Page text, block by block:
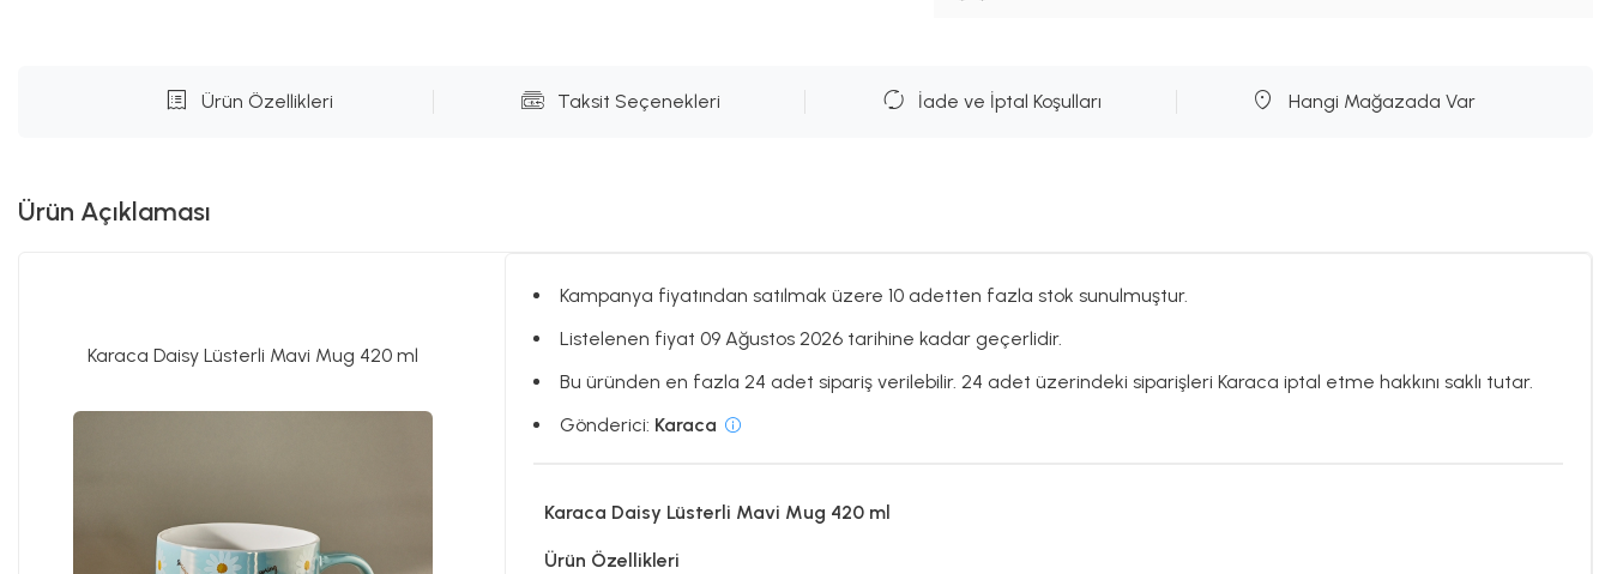
Ürün Özellikleri Taksit Seçenekleri İade ve İptal Koşulları Hangi Mağazada Var
Ürün Açıklaması
Karaca Daisy Lüsterli Mavi Mug 420 ml
Kampanya fiyatından satılmak üzere 10 adetten fazla stok sunulmuştur.
Listelenen fiyat 09 Ağustos 2026 tarihine kadar geçerlidir.
Bu üründen en fazla 24 adet sipariş verilebilir. 24 adet üzerindeki siparişleri Karaca iptal etme hakkını saklı tutar.
Gönderici: Karaca
Karaca Daisy Lüsterli Mavi Mug 420 ml
Ürün Özellikleri